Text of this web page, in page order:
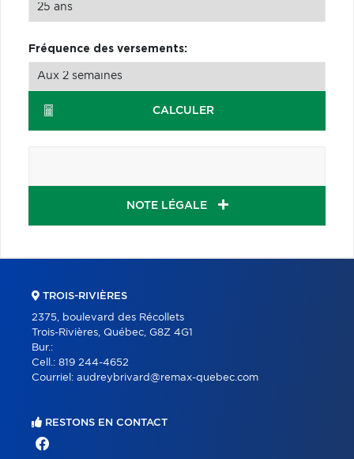
Fréquence des versements:
CALCULER
NOTE LÉGALE
TROIS-RIVIÈRES
2375, boulevard des Récollets
Trois-Rivières, Québec, G8Z 4G1
Bur.:
Cell.: 819 244-4652
Courriel: audreybrivard@remax-quebec.com
RESTONS EN CONTACT